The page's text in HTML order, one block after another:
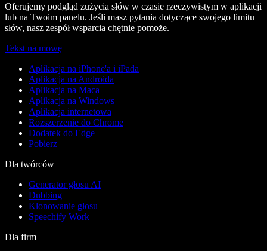
Oferujemy podgląd zużycia słów w czasie rzeczywistym w aplikacji
lub na Twoim panelu. Jeśli masz pytania dotyczące swojego limitu
słów, nasz zespół wsparcia chętnie pomoże.
Tekst na mowę
Aplikacja na iPhone'a i iPada
Aplikacja na Androida
Aplikacja na Maca
Aplikacja na Windows
Aplikacja internetowa
Rozszerzenie do Chrome
Dodatek do Edge
Pobierz
Dla twórców
Generator głosu AI
Dubbing
Klonowanie głosu
Speechify Work
Dla firm